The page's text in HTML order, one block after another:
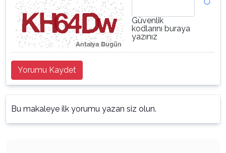
Güvenlik
kodlarını buraya
yazınız
Yorumu Kaydet
Bu makaleye ilk yorumu yazan siz olun.